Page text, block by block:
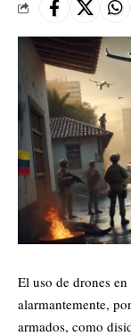
El uso de drones
alarmantemente,
armados, como